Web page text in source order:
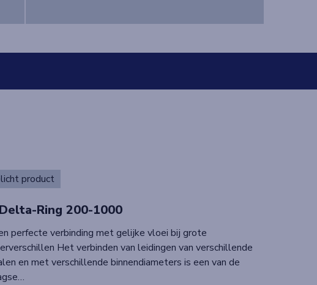
product
Ring 200-1000
perfecte verbinding met gelijke vloei bij grote
Het verbinden van leidingen van verschillende
en met verschillende binnendiameters is een van de